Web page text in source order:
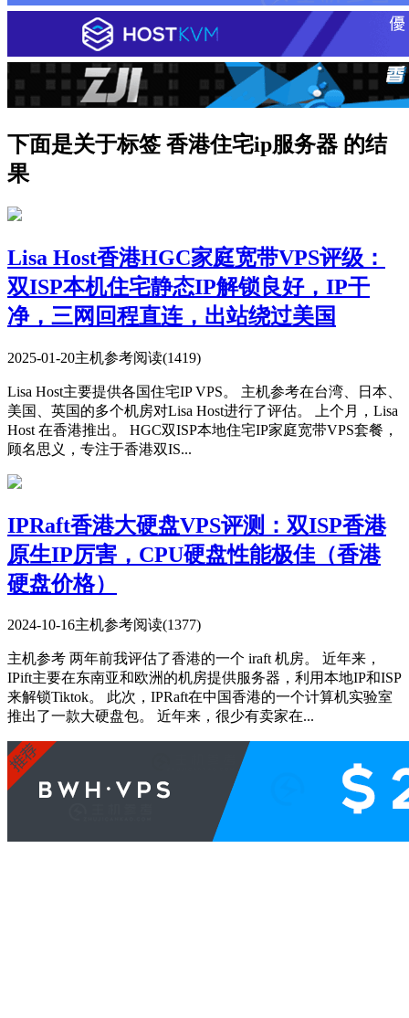
下面是关于标签 香港住宅ip服务器 的结
果
Lisa Host香港HGC家庭宽带VPS评级：
双ISP本机住宅静态IP解锁良好，IP干
净，三网回程直连，出站绕过美国
2025-01-20主机参考阅读(1419)
Lisa Host主要提供各国住宅IP VPS。 主机参考在台湾、日本、
美国、英国的多个机房对Lisa Host进行了评估。 上个月，Lisa
Host 在香港推出。 HGC双ISP本地住宅IP家庭宽带VPS套餐，
顾名思义，专注于香港双IS...
IPRaft香港大硬盘VPS评测：双ISP香港
原生IP厉害，CPU硬盘性能极佳（香港
硬盘价格）
2024-10-16主机参考阅读(1377)
主机参考 两年前我评估了香港的一个 iraft 机房。 近年来，
IPift主要在东南亚和欧洲的机房提供服务器，利用本地IP和ISP
来解锁Tiktok。 此次，IPRaft在中国香港的一个计算机实验室
推出了一款大硬盘包。 近年来，很少有卖家在...